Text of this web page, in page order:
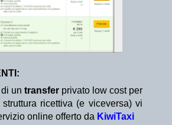
un transfer privato low cost per
ricettiva (e viceversa) vi
online offerto da KiwiTaxi